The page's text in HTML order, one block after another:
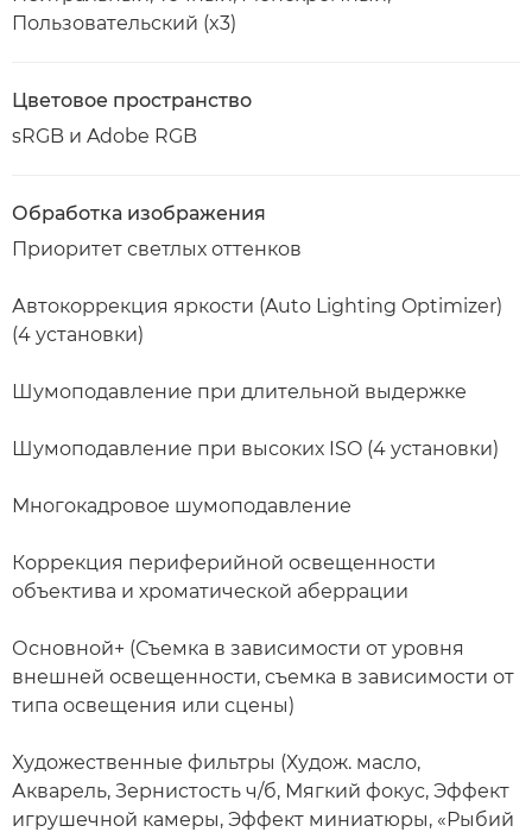
Пользовательский (x3)
Цветовое пространство
sRGB и Adobe RGB
Обработка изображения
Приоритет светлых оттенков
Автокоррекция яркости (Auto Lighting Optimizer)
(4 установки)
Шумоподавление при длительной выдержке
Шумоподавление при высоких ISO (4 установки)
Многокадровое шумоподавление
Коррекция периферийной освещенности
объектива и хроматической аберрации
Основной+ (Съемка в зависимости от уровня
внешней освещенности, съемка в зависимости от
типа освещения или сцены)
Художественные фильтры (Худож. масло,
Акварель, Зернистость ч/б, Мягкий фокус, Эффект
игрушечной камеры, Эффект миниатюры, «Рыбий